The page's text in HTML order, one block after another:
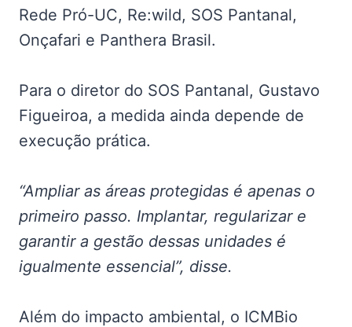
Rede Pró-UC, Re:wild, SOS Pantanal,
Onçafari e Panthera Brasil.
Para o diretor do SOS Pantanal, Gustavo
Figueiroa, a medida ainda depende de
execução prática.
“Ampliar as áreas protegidas é apenas o
primeiro passo. Implantar, regularizar e
garantir a gestão dessas unidades é
igualmente essencial”, disse.
Além do impacto ambiental, o ICMBio